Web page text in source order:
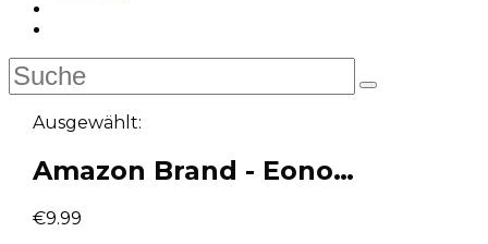
Ausgewählt:
Amazon Brand - Eono…
€9.99